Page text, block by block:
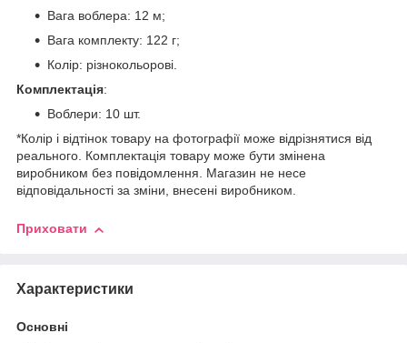
Вага воблера: 12 м;
Вага комплекту: 122 г;
Колір: різнокольорові.
Комплектація:
Воблери: 10 шт.
*Колір і відтінок товару на фотографії може відрізнятися від
реального. Комплектація товару може бути змінена
виробником без повідомлення. Магазин не несе
відповідальності за зміни, внесені виробником.
Приховати
Характеристики
Основні